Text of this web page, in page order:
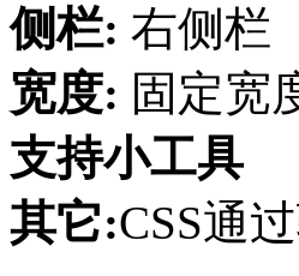
侧栏: 右侧栏
宽度: 固定宽
支持小工具
其它:CSS通